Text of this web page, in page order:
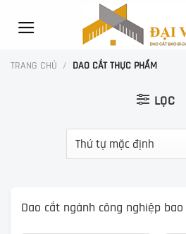
TRANG CHỦ / DAO CẮT THỰC PHẨM
LỌC
Dao cắt ngành công nghiệp